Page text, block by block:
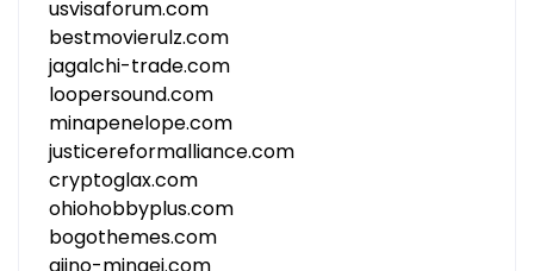
usvisaforum.com
bestmovierulz.com
jagalchi-trade.com
loopersound.com
minapenelope.com
justicereformalliance.com
cryptoglax.com
ohiohobbyplus.com
bogothemes.com